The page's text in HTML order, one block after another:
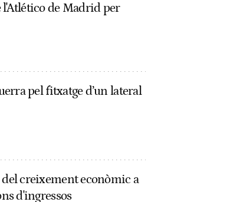
de Madrid per
pel fitxatge d’un lateral
del creixement econòmic a
d'ingressos